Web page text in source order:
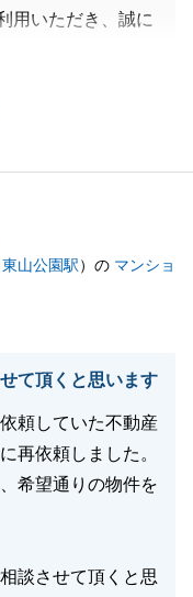
用いただき、誠に
来ましたこと、私
した。
す。
東山公園駅）の マンショ
て頂くと思います
頼していた不動産
再依頼しました。
希望通りの物件を
談させて頂くと思